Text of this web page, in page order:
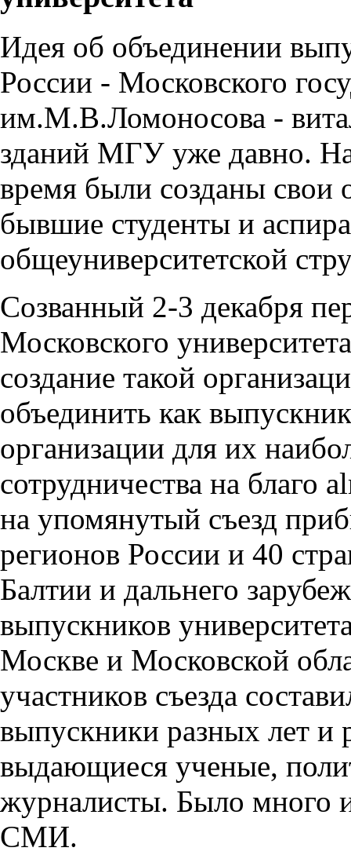
Идея об объединении
России - Московского
им.М.В.Ломоносова -
зданий МГУ уже давно. На
время были созданы свои
бывшие студенты и
общеуниверситетской
Созванный 2-3 декабря
Московского
создание такой
объединить как
организации для их
сотрудничества на благо
на упомянутый съезд
регионов России и 40
Балтии и дальнего
выпускников
Москве и Московской
участников съезда
выпускники разных лет и
выдающиеся ученые,
журналисты. Было много
СМИ.